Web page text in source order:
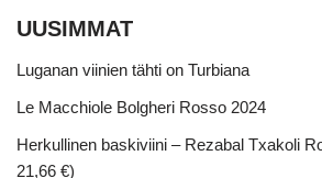
UUSIMMAT
Luganan viinien tähti on Turbiana
Le Macchiole Bolgheri Rosso 2024
Herkullinen baskiviini – Rezabal Txakoli
21,66 €)